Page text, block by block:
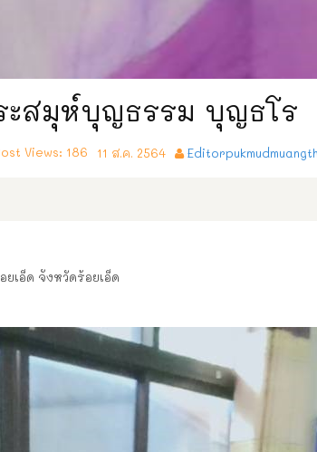
ะสมุห์บุญธรรม บุญธโร
Views: 186 11 ส.ค. 2564
ยเอ็ด จังหวัดร้อยเอ็ด